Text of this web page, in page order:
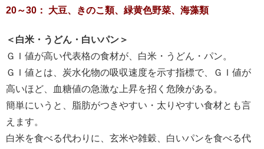
20～30： 大豆、きのこ類、緑黄色野菜、海藻類
＜白米・うどん・白いパン＞
ＧＩ値が高い代表格の食材が、白米・うどん・パン。
ＧＩ値とは、炭水化物の吸収速度を示す指標で、ＧＩ値が
高いほど、血糖値の急激な上昇を招く危険がある。
簡単にいうと、脂肪がつきやすい・太りやすい食材とも言
えます。
白米を食べる代わりに、玄米や雑穀、白いパンを食べる代